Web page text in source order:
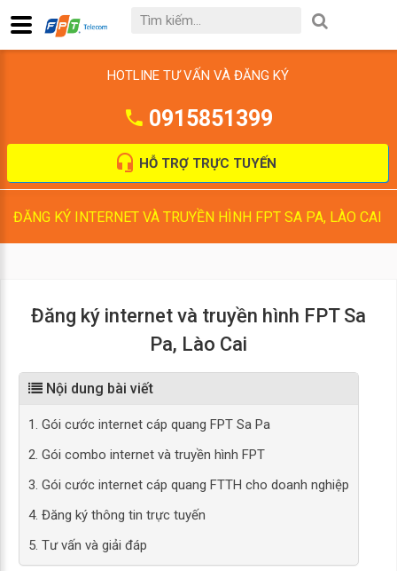
HOTLINE TƯ VẤN VÀ ĐĂNG KÝ
0915851399
HỖ TRỢ TRỰC TUYẾN
ĐĂNG KÝ INTERNET VÀ TRUYỀN HÌNH FPT SA PA, LÀO CAI
Đăng ký internet và truyền hình FPT Sa
Pa, Lào Cai
Nội dung bài viết
1. Gói cước internet cáp quang FPT Sa Pa
2. Gói combo internet và truyền hình FPT
3. Gói cước internet cáp quang FTTH cho doanh nghiệp
4. Đăng ký thông tin trực tuyến
5. Tư vấn và giải đáp